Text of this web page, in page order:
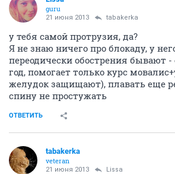
guru
21 июня 2013 tabakerka
у тебя самой протрузия, да?
Я не знаю ничего про блокаду, у
переодически обострения бывают -
год, помогает только курс
желудок защищают), плавать еще
спину не простужать
ОТВЕТИТЬ
tabakerka
veteran
21 июня 2013 Lissa